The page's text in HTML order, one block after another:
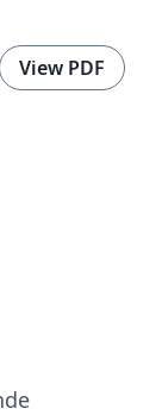
View PDF